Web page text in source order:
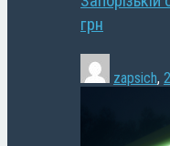
грн
zapsich,